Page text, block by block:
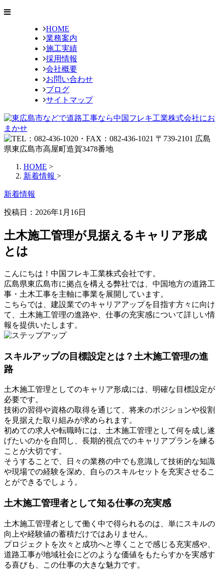
HOME
業務案内
施工実績
採用情報
会社概要
お問い合わせ
ブログ
サイトマップ
HOME >
新着情報 >
新着情報
投稿日：2026年1月16日
土木施工管理が見据えるキャリア形成
とは
こんにちは！中国フレキ工業株式会社です。
広島県東広島市に拠点を構える弊社では、中国地方の道路工
事・土木工事を主軸に事業を展開しています。
こちらでは、建設業でのキャリアアップを目指す方々に向け
て、土木施工管理の進路や、仕事の充実感について詳しい情
報を提供いたします。
スキルアップの目標設定とは？土木施工管理の進
路
土木施工管理としてのキャリア形成には、明確な目標設定が
必要です。
技術の習得や資格の取得を通じて、将来のポジションや役割
を見据えた取り組みが求められます。
初めての求人や転職時には、土木施工管理として何を成し遂
げたいのかを自問し、長期的視点でのキャリアプランを練る
ことが大切です。
そうすることで、日々の業務の中でも意識して技術的な知識
や現場での経験を深め、自らのスキルセットを充実させるこ
とができるでしょう。
土木施工管理者として知る仕事の充実感
土木施工管理者として働く中で得られるのは、単にスキルの
向上や経験値の蓄積だけではありません。
プロジェクトを次々と成功へと導くことで感じる充実感や、
道路工事が地域社会にどのような価値をもたらすかを実感す
る喜びも、この仕事の大きな魅力です。